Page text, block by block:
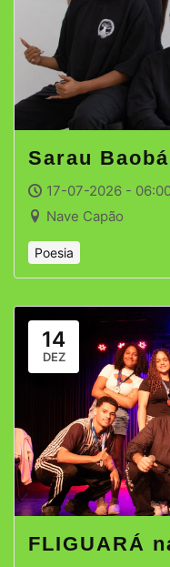
Sarau
17-07-2026 -
Nave Capão
Poesia
14
DEZ
FLIGUARÁ